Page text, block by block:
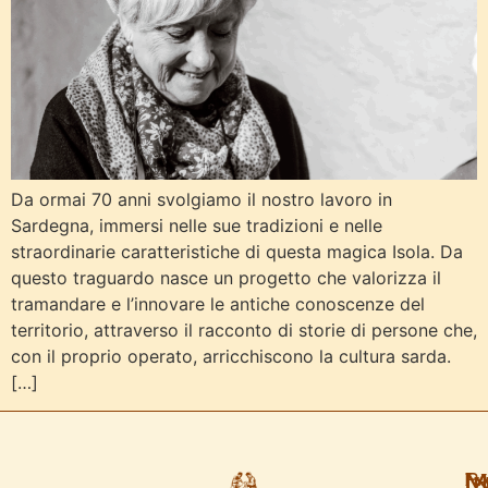
Da ormai 70 anni svolgiamo il nostro lavoro in
Sardegna, immersi nelle sue tradizioni e nelle
straordinarie caratteristiche di questa magica Isola. Da
questo traguardo nasce un progetto che valorizza il
tramandare e l’innovare le antiche conoscenze del
territorio, attraverso il racconto di storie di persone che,
con il proprio operato, arricchiscono la cultura sarda.
[…]